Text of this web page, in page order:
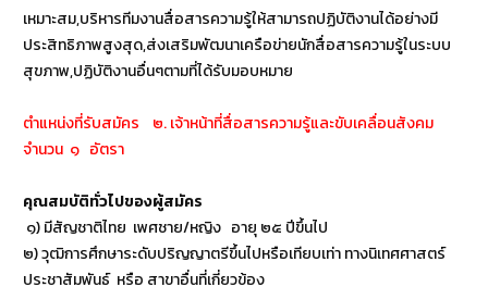
เหมาะสม,บริหารทีมงานสื่อสารความรู้ให้สามารถปฏิบัติงานได้อย่างมี
ประสิทธิภาพสูงสุด,ส่งเสริมพัฒนาเครือข่ายนักสื่อสารความรู้ในระบบ
สุขภาพ,ปฏิบัติงานอื่นๆตามที่ได้รับมอบหมาย
ตำแหน่งที่รับสมัคร ๒. เจ้าหน้าที่สื่อสารความรู้และขับเคลื่อนสังคม
จำนวน ๑ อัตรา
คุณสมบัติทั่วไปของผู้สมัคร
๑) มีสัญชาติไทย เพศชาย/หญิง อายุ ๒๕ ปีขึ้นไป
๒) วุฒิการศึกษาระดับปริญญาตรีขึ้นไปหรือเทียบเท่า ทางนิเทศศาสตร์
ประชาสัมพันธ์ หรือ สาขาอื่นที่เกี่ยวข้อง